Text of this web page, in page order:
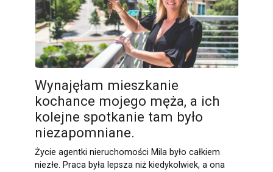
Wynajęłam mieszkanie
kochance mojego męża, a ich
kolejne spotkanie tam było
niezapomniane.
Życie agentki nieruchomości Mila było całkiem
niezłe. Praca była lepsza niż kiedykolwiek, a ona